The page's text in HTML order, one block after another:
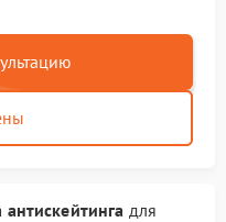
антискейтинга для